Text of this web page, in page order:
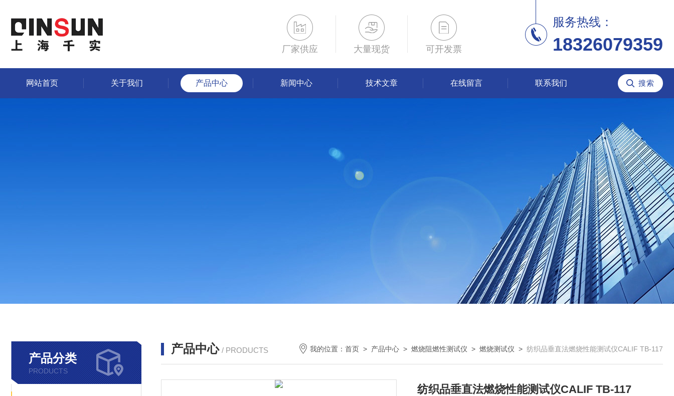
厂家供应 大量现货 可开发票
服务热线：
18326079359
网站首页 关于我们 产品中心 新闻中心 技术文章 在线留言 联系我们
产品分类
PRODUCTS
产品中心 / PRODUCTS 我的位置： 首页 > 产品中心 > 燃烧阻燃性测试仪 > 燃烧测试仪 > 纺织品垂直法燃烧性能测试仪CALIF TB-117
纺织品垂直法燃烧性能测试仪CALIF TB-117